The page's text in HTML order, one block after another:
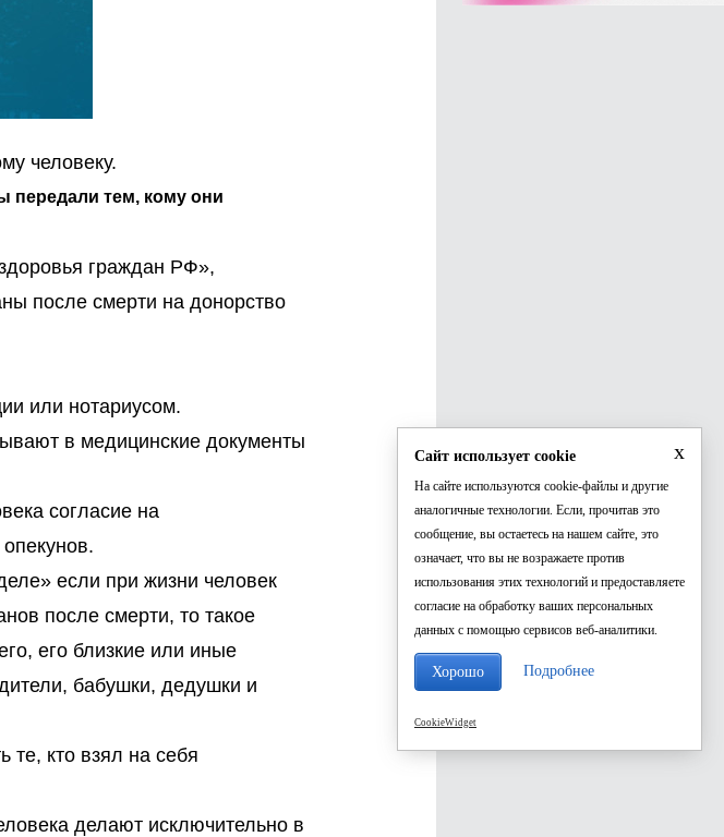
человеку.
передали тем, кому они
граждан РФ»,
после смерти на донорство
или нотариусом.
в медицинские документы
согласие на
если при жизни человек
после смерти, то такое
его близкие или иные
бабушки, дедушки и
те, кто взял на себя
делают исключительно в
x
Сайт использует cookie
На сайте используются cookie-файлы и другие
аналогичные технологии. Если, прочитав это
сообщение, вы остаетесь на нашем сайте, это
означает, что вы не возражаете против
использования этих технологий и предоставляете
согласие на обработку ваших персональных
данных с помощью сервисов веб-аналитики.
Хорошо Подробнее
CookieWidget